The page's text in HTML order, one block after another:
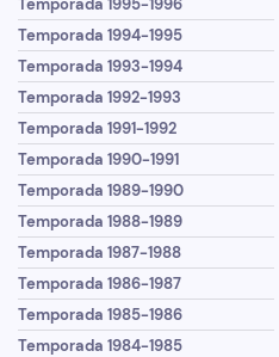
Temporada 1994-1995
Temporada 1993-1994
Temporada 1992-1993
Temporada 1991-1992
Temporada 1990-1991
Temporada 1989-1990
Temporada 1988-1989
Temporada 1987-1988
Temporada 1986-1987
Temporada 1985-1986
Temporada 1984-1985